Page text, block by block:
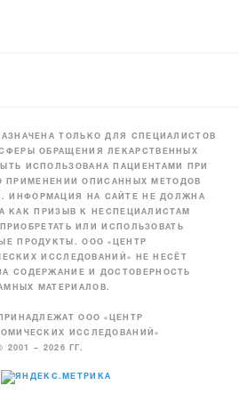
ТОЛЬКО ДЛЯ СПЕЦИАЛИСТОВ
ОБРАЩЕНИЯ ЛЕКАРСТВЕННЫХ
ИСПОЛЬЗОВАНА ПАЦИЕНТАМИ ПРИ
ПРИМЕНЕНИИ ОПИСАННЫХ МЕТОДОВ
ИНФОРМАЦИЯ НА САЙТЕ НЕ ДОЛЖНА
КАК ПРИЗЫВ К НЕСПЕЦИАЛИСТАМ
ИЛИ ИСПОЛЬЗОВАТЬ
ПРОДУКТЫ. ООО «ЦЕНТР
ИССЛЕДОВАНИЙ» НЕ НЕСЁТ
СОДЕРЖАНИЕ И ДОСТОВЕРНОСТЬ
МАТЕРИАЛОВ.
ООО «ЦЕНТР
ИССЛЕДОВАНИЙ»
2001 – 2026 ГГ.